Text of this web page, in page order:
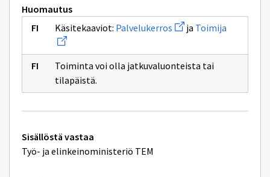
Huomautus
Käsitekaaviot: Palvelukerros Avaa
uuden
sivulle
Palvelukerros
ja Toimija
sivulle
Toiminta voi olla jatkuvaluonteista tai
tilapäistä.
Tekniset
lisätiedot
Sisällöstä vastaa
Työ- ja elinkeinoministeriö TEM